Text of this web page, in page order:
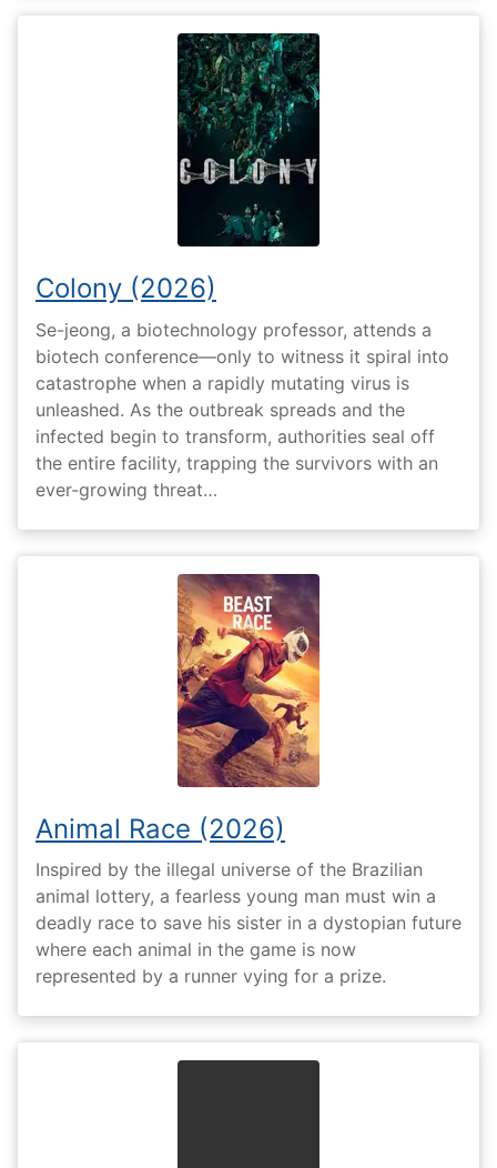
Colony (2026)
Se-jeong, a biotechnology professor, attends a
biotech conference—only to witness it spiral into
catastrophe when a rapidly mutating virus is
unleashed. As the outbreak spreads and the
infected begin to transform, authorities seal off
the entire facility, trapping the survivors with an
ever-growing threat…
Animal Race (2026)
Inspired by the illegal universe of the Brazilian
animal lottery, a fearless young man must win a
deadly race to save his sister in a dystopian future
where each animal in the game is now
represented by a runner vying for a prize.